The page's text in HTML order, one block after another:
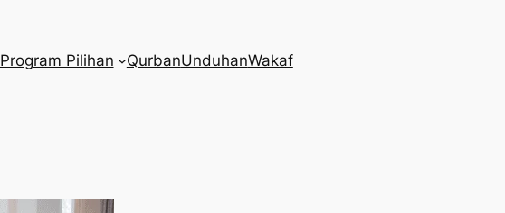
Program Pilihan QurbanUnduhanWakaf